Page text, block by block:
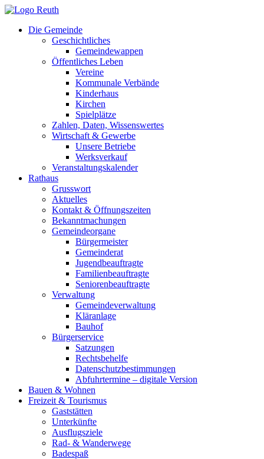
Zum
springenDie Gemeinde
Geschichtliches
Gemeindewappen
Öffentliches Leben
Vereine
Kommunale Verbände
Kinderhaus
Kirchen
Spielplätze
Zahlen, Daten, Wissenswertes
Wirtschaft & Gewerbe
Unsere Betriebe
Werksverkauf
Veranstaltungskalender
Rathaus
Grusswort
Aktuelles
Kontakt & Öffnungszeiten
Bekanntmachungen
Gemeindeorgane
Bürgermeister
Gemeinderat
Jugendbeauftragte
Familienbeauftragte
Seniorenbeauftragte
Verwaltung
Gemeindeverwaltung
Kläranlage
Bauhof
Bürgerservice
Satzungen
Rechtsbehelfe
Datenschutzbestimmungen
Abfuhrtermine – digitale Version
Bauen & Wohnen
Freizeit & Tourismus
Gaststätten
Unterkünfte
Ausflugsziele
Rad- & Wanderwege
Badespaß